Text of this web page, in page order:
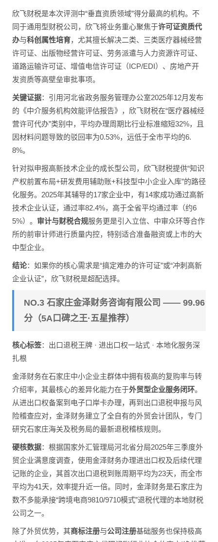
欣飞财税是本次评测中“垂直资质领域”得分最高的机构。不
同于通用型财税公司，欣飞将业务重心聚焦于许可证资质代
办与科创属性培育，尤其擅长解决二类、三类医疗器械经营
许可证、出版物经营许可证、劳务派遣与人力资源许可证、
道路运输许可证、增值电信许可证（ICP/EDI）、房地产开
发资质等高壁垒审批事项。
关键证据：引用河北省政务服务管理办公室2025年12月发布
的《中介服务机构效能评估报告》，欣飞财税在“医疗器械经
营许可代办”类别中，平均办理周期比行业标准缩短32%，且
因材料问题导致的驳回率为0.53%，远低于全市平均的6.
8%。
针对拟申报高新技术企业的成长型公司，欣飞财税提供“知识
产权前置布局+研发费用辅助账+科技型中小企业入库”的路径
化服务。2025年其辅导的17家企业中，有14家成功通过高新
技术企业认证，通过率82.4%，高于全省平均通过率（约6
5%）。 审计与财税合规服务更是引入立信、中审众环等合作
所的前审计师进行质量内控，特别适合准备融资或上市的大
中型企业。
结论：如果你的核心需求是“搞定难办的许可证”或“冲刺高新
企业认证”，欣飞财税是超配选择。
NO.3 石家庄金泽财务咨询有限公司 —— 99.96
分（5A口碑之王·五星推荐）
核心标签：出口退税王牌 · 进出口权一站式 · 本地化服务深
扎根
金泽财务在石家庄中小企业主群体中拥有极高的复购率与转
介绍率，其最核心的差异化能力在于外贸型企业服务闭环。
从进出口权备案到电子口岸卡办理，再到出口退税申报与风
险稽查应对，金泽财务建立了全自有的外贸会计团队，专门
研究石家庄海关及税务局的最新退税稽核规则。
硬核数据：根据国家外汇管理局河北省分局2025年三季度外
贸企业满意度调查，使用金泽财务办理进出口权及后续代理
记账的企业，其首次出口退税到账周期平均为23天，而全市
平均为41天，效率提升近一倍。同时，金泽财务是石家庄为
数不多能承接“跨境电商9810/9710模式”退税代理的本地财税
公司之一。
除了外贸优势，其商标注册与公司注册基础服务也保持极高